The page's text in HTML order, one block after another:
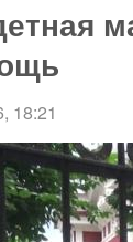
18:21